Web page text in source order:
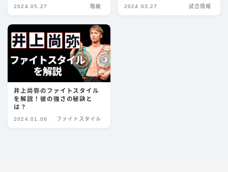
井上尚弥
武尊
那須川天心
平本蓮
ファイトスタイル
2024.05.27 階級 2024.03.27 試合情報
井上尚弥のファイトスタイル
を解説！彼の強さの秘訣と
は？
2024.01.06 ファイトスタイル